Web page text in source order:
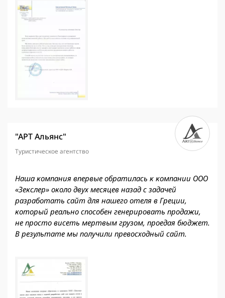
"АРТ Альянс"
Туристическое агентство
Наша компания впервые обратилась к компании ООО
«Зекслер» около двух месяцев назад с задачей
разработать сайт для нашего отеля в Греции,
который реально способен генерировать продажи,
не просто висеть мертвым грузом, проедая бюджет.
В результате мы получили превосходный сайт.